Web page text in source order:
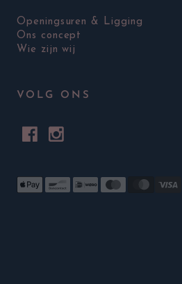
Openingsuren & Ligging
Ons concept
Wie zijn wij
VOLG ONS